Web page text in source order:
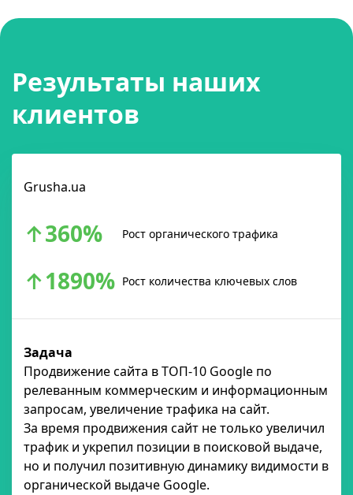
Результаты наших
клиентов
Grusha.ua
↑360% Рост органического трафика
↑1890% Рост количества ключевых слов
Задача
Продвижение сайта в ТОП-10 Google по
релеванным коммерческим и информационным
запросам, увеличение трафика на сайт.
За время продвижения сайт не только увеличил
трафик и укрепил позиции в поисковой выдаче,
но и получил позитивную динамику видимости в
органической выдаче Google.